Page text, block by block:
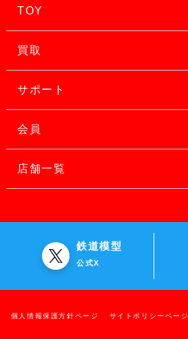
TOY
買取
サポート
会員
店舗一覧
鉄道模型
公式X
個人情報保護方針ページ サイトポリシーページ